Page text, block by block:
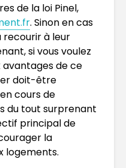
de la loi Pinel,
. Sinon en cas
recourir à leur
si vous voulez
de ce
doit-être
cours de
du tout surprenant
principal de
la
logements.